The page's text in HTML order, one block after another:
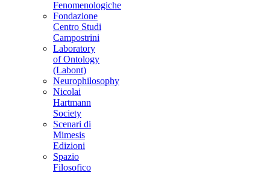
Fenomenologiche
Fondazione
Centro Studi
Campostrini
Laboratory
of Ontology
(Labont)
Neurophilosophy
Nicolai
Hartmann
Society
Scenari di
Mimesis
Edizioni
Spazio
Filosofico